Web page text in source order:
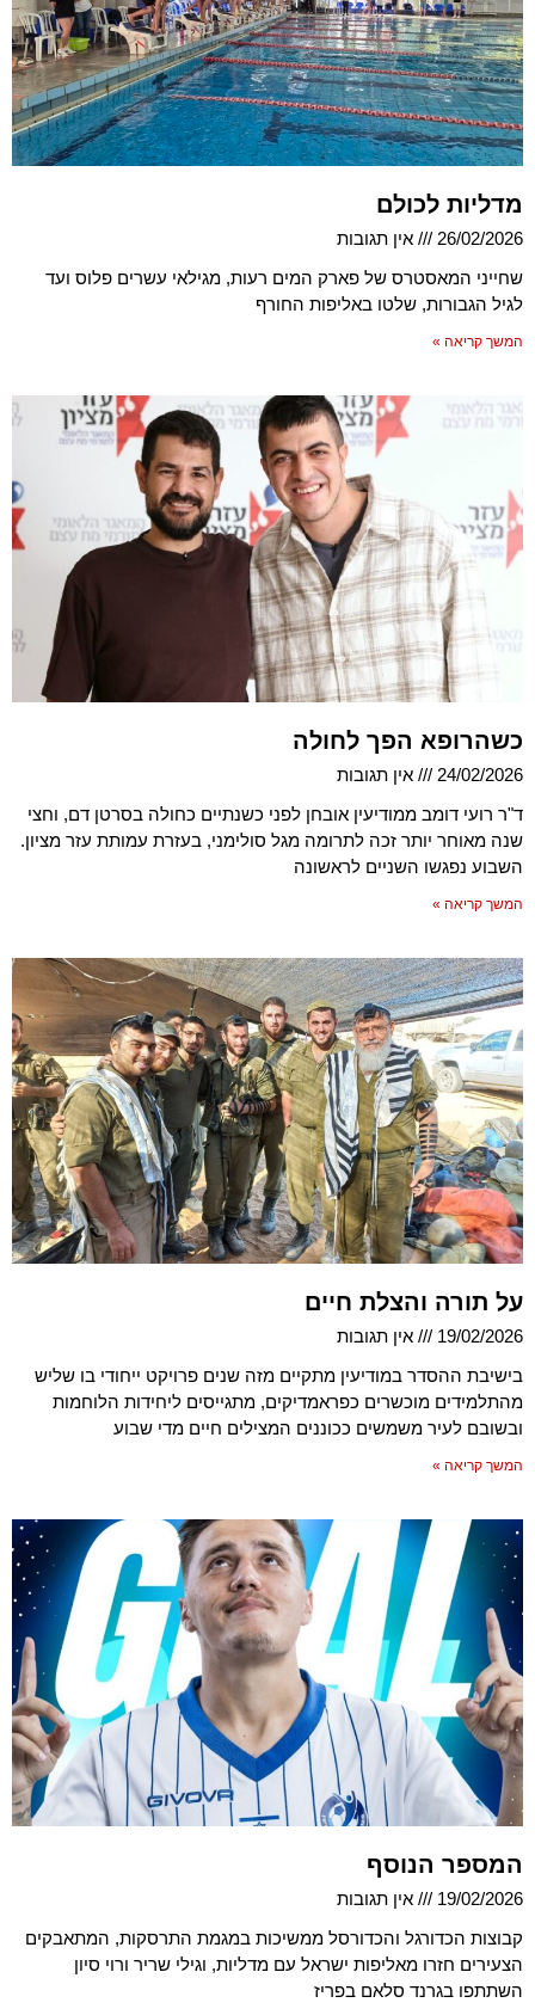
מדליות לכולם
26/02/2026
אין תגובות
שחייני המאסטרס של פארק המים רעות, מגילאי עשרים פלוס ועד
לגיל הגבורות, שלטו באליפות החורף
המשך קריאה »
כשהרופא הפך לחולה
24/02/2026
אין תגובות
ד"ר רועי דומב ממודיעין אובחן לפני כשנתיים כחולה בסרטן דם, וחצי
שנה מאוחר יותר זכה לתרומה מגל סולימני, בעזרת עמותת עזר מציון.
השבוע נפגשו השניים לראשונה
המשך קריאה »
על תורה והצלת חיים
19/02/2026
אין תגובות
בישיבת ההסדר במודיעין מתקיים מזה שנים פרויקט ייחודי בו שליש
מהתלמידים מוכשרים כפראמדיקים, מתגייסים ליחידות הלוחמות
ובשובם לעיר משמשים ככוננים המצילים חיים מדי שבוע
המשך קריאה »
המספר הנוסף
19/02/2026
אין תגובות
קבוצות הכדורגל והכדורסל ממשיכות במגמת התרסקות, המתאבקים
הצעירים חזרו מאליפות ישראל עם מדליות, וגילי שריר ורוי סיון
השתתפו בגרנד סלאם בפריז